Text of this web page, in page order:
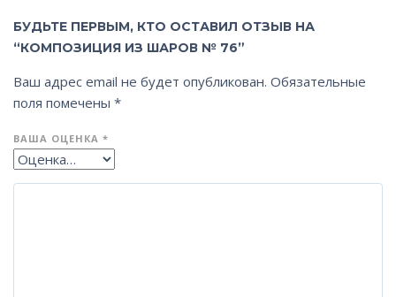
БУДЬТЕ ПЕРВЫМ, КТО ОСТАВИЛ ОТЗЫВ НА
“КОМПОЗИЦИЯ ИЗ ШАРОВ № 76”
Ваш адрес email не будет опубликован. Обязательные
поля помечены *
ВАША ОЦЕНКА *